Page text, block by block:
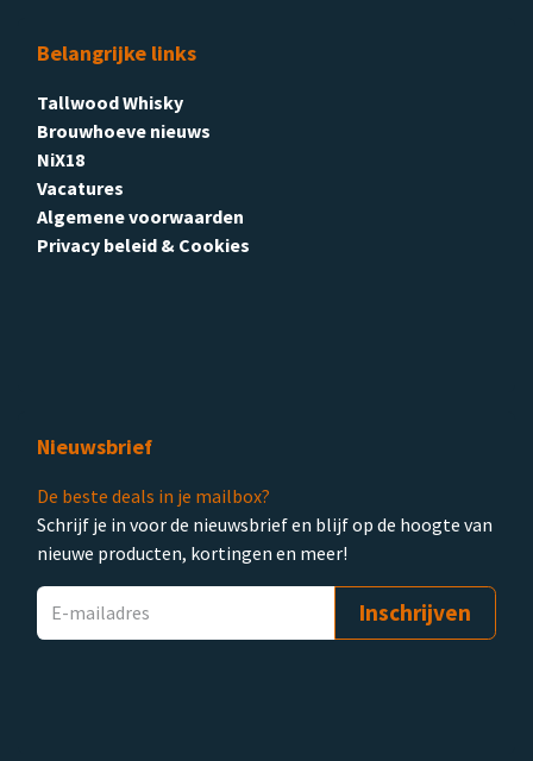
Belangrijke links
Tallwood Whisky
Brouwhoeve nieuws
NiX18
Vacatures
Algemene voorwaarden
Privacy beleid & Cookies
Nieuwsbrief
De beste deals in je mailbox?
Schrijf je in voor de nieuwsbrief en blijf op de hoogte van
nieuwe producten, kortingen en meer!
Inschrijven